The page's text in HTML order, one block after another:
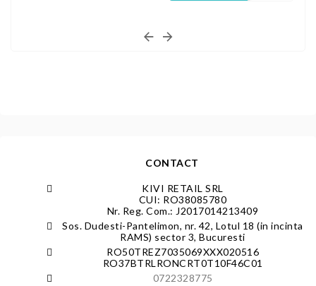
CONTACT
KIVI RETAIL SRL
CUI: RO38085780
Nr. Reg. Com.: J2017014213409
Sos. Dudesti-Pantelimon, nr. 42, Lotul 18 (in incinta
RAMS) sector 3, Bucuresti
RO50TREZ7035069XXX020516
RO37BTRLRONCRT0T10F46C01
0722328775